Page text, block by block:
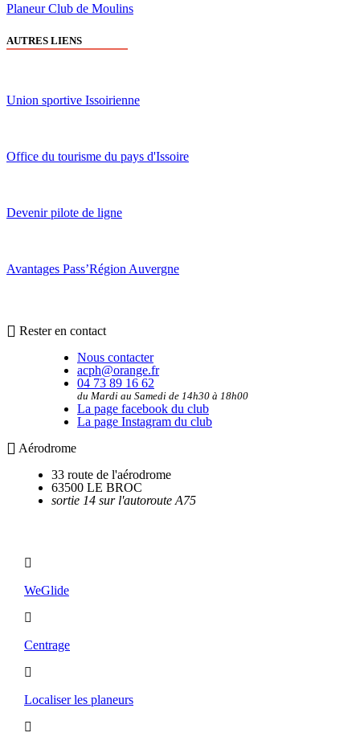
Planeur Club de Moulins
AUTRES LIENS
Union sportive Issoirienne
Office du tourisme du pays d'Issoire
Devenir pilote de ligne
Avantages Pass’Région Auvergne
Rester en contact
Nous contacter
acph@orange.fr
04 73 89 16 62
du Mardi au Samedi de 14h30 à 18h00
La page facebook du club
La page Instagram du club
Aérodrome
33 route de l'aérodrome
63500 LE BROC
sortie 14 sur l'autoroute A75
WeGlide
Centrage
Localiser les planeurs